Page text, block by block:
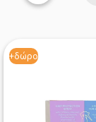
+δώρο